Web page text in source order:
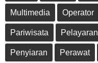
Multimedia Operator
Pariwisata Pelayaran
Penyiaran Perawat